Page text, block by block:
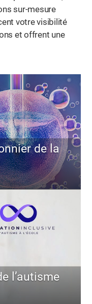
sur-mesure
votre visibilité
et offrent une
de la
l’autisme